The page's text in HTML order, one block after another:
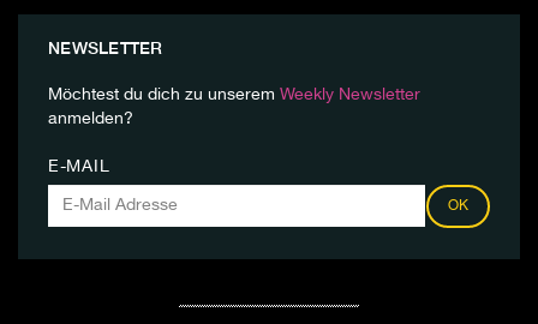
NEWSLETTER
Möchtest du dich zu unserem Weekly Newsletter
anmelden?
E-MAIL
OK